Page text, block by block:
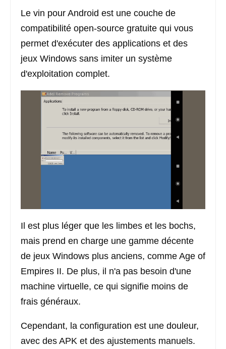
Le vin pour Android est une couche de
compatibilité open-source gratuite qui vous
permet d'exécuter des applications et des
jeux Windows sans imiter un système
d'exploitation complet.
Il est plus léger que les limbes et les bochs,
mais prend en charge une gamme décente
de jeux Windows plus anciens, comme Age of
Empires II. De plus, il n'a pas besoin d'une
machine virtuelle, ce qui signifie moins de
frais généraux.
Cependant, la configuration est une douleur,
avec des APK et des ajustements manuels.